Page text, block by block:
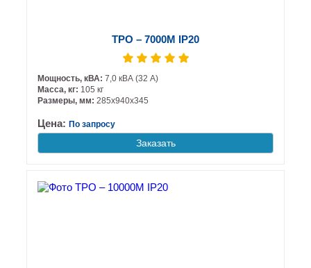
ТРО – 7000М IP20
Мощность, кВА: 7,0 кВА (32 А)
Масса, кг: 105 кг
Размеры, мм: 285х940х345
Цена: По запросу
Заказать